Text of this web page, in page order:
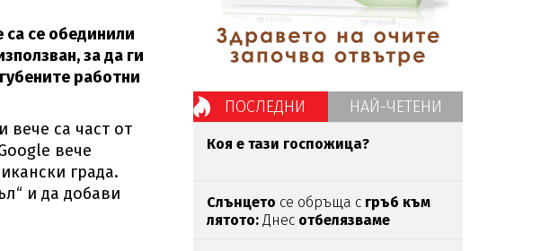
са се обединили
за да ги
работни
вече са част от
вече
града.
и да добави
ПОСЛЕДНИ НАЙ-ЧЕТЕНИ
Коя е тази госпожица?
Слънцето се обръща с гръб към
лятото: Днес отбелязваме